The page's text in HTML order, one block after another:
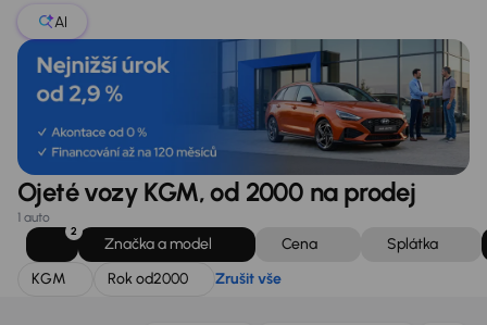
AI
Ojeté vozy KGM, od 2000 na prodej
1 auto
2
Značka a model Cena
Splátka
KGM
Rok od2000 Zrušit vše